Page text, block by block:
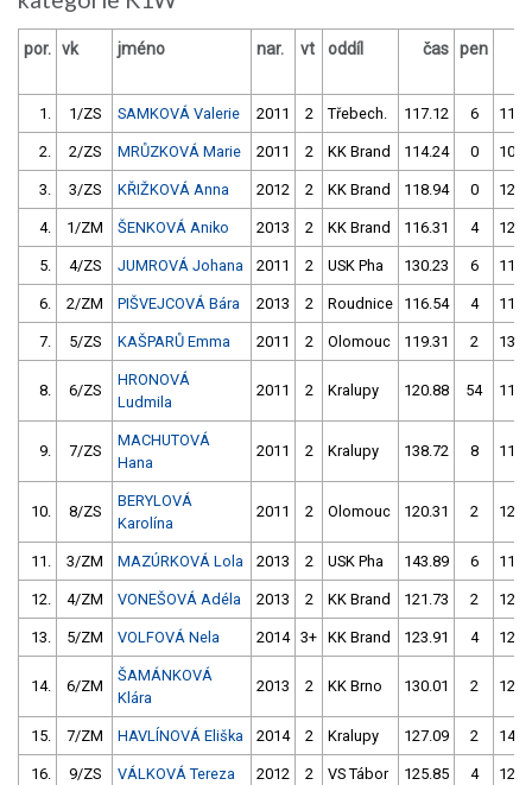
por. vk jméno nar. vt oddíl čas pen
1. 1/ZS SAMKOVÁ Valerie 2011 2 Třebech. 117.12 6
2. 2/ZS MRŮZKOVÁ Marie 2011 2 KK Brand 114.24 0
3. 3/ZS KŘIŽKOVÁ Anna 2012 2 KK Brand 118.94 0
4. 1/ZM ŠENKOVÁ Aniko 2013 2 KK Brand 116.31 4
5. 4/ZS JUMROVÁ Johana 2011 2 USK Pha 130.23 6
6. 2/ZM PIŠVEJCOVÁ Bára 2013 2 Roudnice 116.54 4
7. 5/ZS KAŠPARŮ Emma 2011 2 Olomouc 119.31 2
8. 6/ZS
HRONOVÁ
Ludmila
2011 2 Kralupy 120.88 54
9. 7/ZS
MACHUTOVÁ
Hana
2011 2 Kralupy 138.72 8
10. 8/ZS
BERYLOVÁ
Karolína
2011 2 Olomouc 120.31 2
11. 3/ZM MAZÚRKOVÁ Lola 2013 2 USK Pha 143.89 6
12. 4/ZM VONEŠOVÁ Adéla 2013 2 KK Brand 121.73 2
13. 5/ZM VOLFOVÁ Nela 2014 3+ KK Brand 123.91 4
14. 6/ZM
ŠAMÁNKOVÁ
Klára
2013 2 KK Brno 130.01 2
15. 7/ZM HAVLÍNOVÁ Eliška 2014 2 Kralupy 127.09 2
16. 9/ZS VÁLKOVÁ Tereza 2012 2 VS Tábor 125.85 4